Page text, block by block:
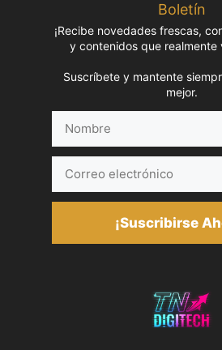
Boletín
¡Recibe novedades frescas,
y contenidos que realmente
Suscríbete y mantente
mejor.
electrónico
¡Suscribirse